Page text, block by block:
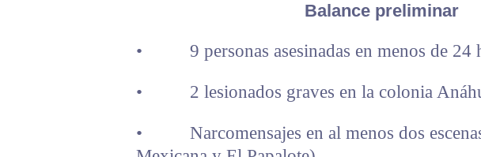
Balance preliminar
• 9 personas asesinadas en menos de 24
• 2 lesionados graves en la colonia
• Narcomensajes en al menos dos